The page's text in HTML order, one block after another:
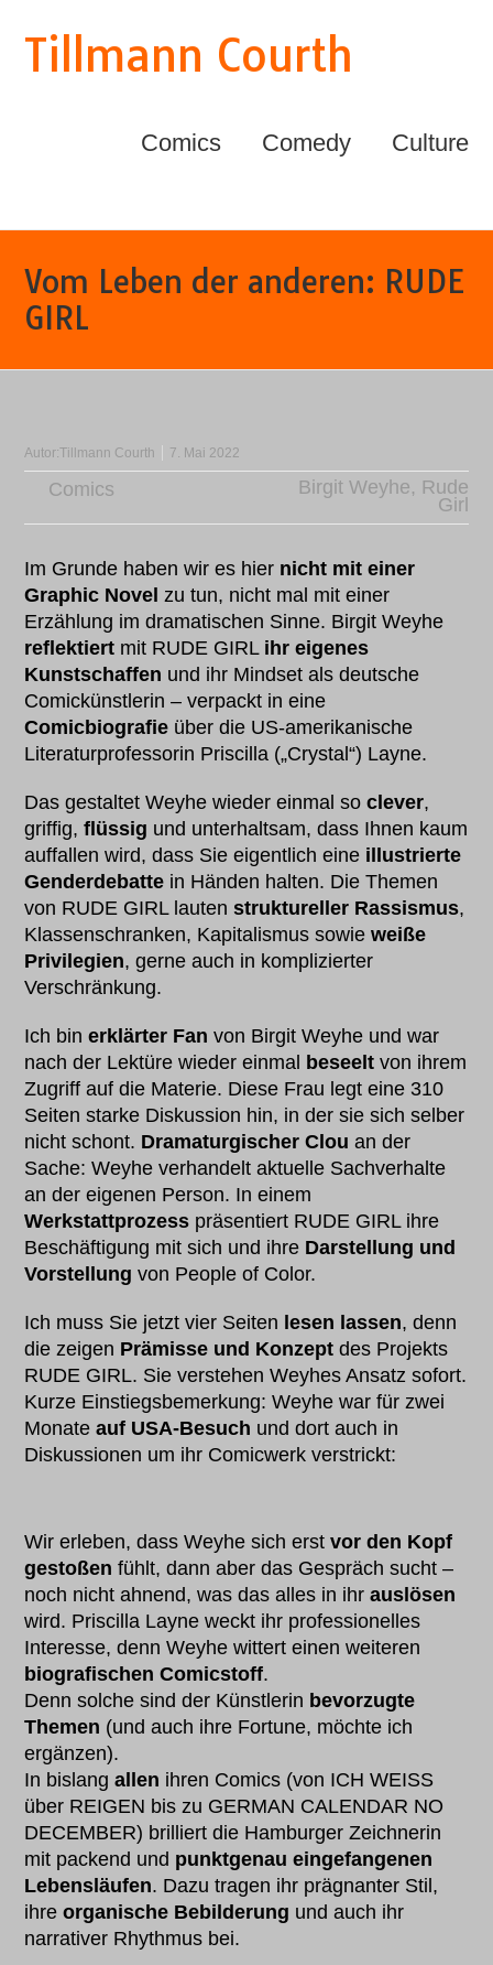
Tillmann Courth
Comics Comedy Culture
Vom Leben der anderen: RUDE
GIRL
Autor:Tillmann Courth 7. Mai 2022
Comics Birgit Weyhe, Rude
Girl
Im Grunde haben wir es hier nicht mit einer
Graphic Novel zu tun, nicht mal mit einer
Erzählung im dramatischen Sinne. Birgit Weyhe
reflektiert mit RUDE GIRL ihr eigenes
Kunstschaffen und ihr Mindset als deutsche
Comickünstlerin – verpackt in eine
Comicbiografie über die US-amerikanische
Literaturprofessorin Priscilla („Crystal“) Layne.
Das gestaltet Weyhe wieder einmal soclever,
griffig,flüssig und unterhaltsam, dass Ihnen kaum
auffallen wird, dass Sie eigentlich eine illustrierte
Genderdebatte in Händen halten. Die Themen
von RUDE GIRL lautenstruktureller Rassismus,
Klassenschranken, Kapitalismus sowieweiße
Privilegien, gerne auch in komplizierter
Verschränkung.
Ich binerklärter Fan von Birgit Weyhe und war
nach der Lektüre wieder einmal beseelt von ihrem
Zugriff auf die Materie. Diese Frau legt eine 310
Seiten starke Diskussion hin, in der sie sich selber
nicht schont. Dramaturgischer Clou an der
Sache: Weyhe verhandelt aktuelle Sachverhalte
an der eigenen Person. In einem
Werkstattprozess präsentiert RUDE GIRL ihre
Beschäftigung mit sich und ihre Darstellung und
Vorstellung von People of Color.
Ich muss Sie jetzt vier Seiten lesen lassen, denn
die zeigen Prämisse und Konzept des Projekts
RUDE GIRL. Sie verstehen Weyhes Ansatz sofort.
Kurze Einstiegsbemerkung: Weyhe war für zwei
Monateauf USA-Besuch und dort auch in
Diskussionen um ihr Comicwerk verstrickt:
Wir erleben, dass Weyhe sich erstvor den Kopf
gestoßen fühlt, dann aber das Gespräch sucht –
noch nicht ahnend, was das alles in ihrauslösen
wird. Priscilla Layne weckt ihr professionelles
Interesse, denn Weyhe wittert einen weiteren
biografischen Comicstoff.
Denn solche sind der Künstlerin bevorzugte
Themen (und auch ihre Fortune, möchte ich
ergänzen).
In bislangallen ihren Comics (von ICH WEISS
über REIGEN bis zu GERMAN CALENDAR NO
DECEMBER) brilliert die Hamburger Zeichnerin
mit packend und punktgenau eingefangenen
Lebensläufen. Dazu tragen ihr prägnanter Stil,
ihreorganische Bebilderung und auch ihr
narrativer Rhythmus bei.